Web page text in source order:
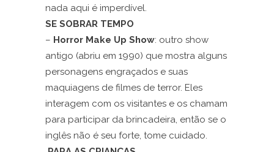
nada aqui é imperdível.
SE SOBRAR TEMPO
– Horror Make Up Show: outro show
antigo (abriu em 1990) que mostra alguns
personagens engraçados e suas
maquiagens de filmes de terror. Eles
interagem com os visitantes e os chamam
para participar da brincadeira, então se o
inglês não é seu forte, tome cuidado.